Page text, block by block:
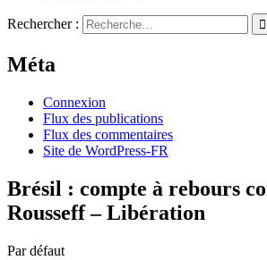
Rechercher :
Méta
Connexion
Flux des publications
Flux des commentaires
Site de WordPress-FR
Brésil : compte à rebours
Rousseff – Libération
Par défaut